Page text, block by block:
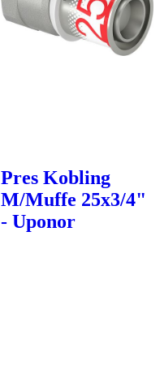
Pres Kobling
M/Muffe 25x3/4"
- Uponor